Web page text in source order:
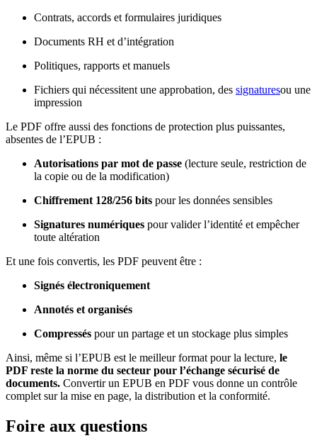
Contrats, accords et formulaires juridiques
Documents RH et d’intégration
Politiques, rapports et manuels
Fichiers qui nécessitent une approbation, des signaturesou une
impression
Le PDF offre aussi des fonctions de protection plus puissantes,
absentes de l’EPUB :
Autorisations par mot de passe (lecture seule, restriction de
la copie ou de la modification)
Chiffrement 128/256 bits pour les données sensibles
Signatures numériques pour valider l’identité et empêcher
toute altération
Et une fois convertis, les PDF peuvent être :
Signés électroniquement
Annotés et organisés
Compressés pour un partage et un stockage plus simples
Ainsi, même si l’EPUB est le meilleur format pour la lecture, le
PDF reste la norme du secteur pour l’échange sécurisé de
documents. Convertir un EPUB en PDF vous donne un contrôle
complet sur la mise en page, la distribution et la conformité.
Foire aux questions